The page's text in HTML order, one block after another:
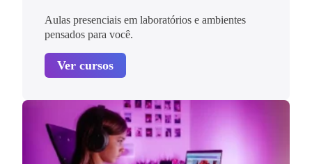
Aulas presenciais em laboratórios e ambientes
pensados para você.
Ver cursos